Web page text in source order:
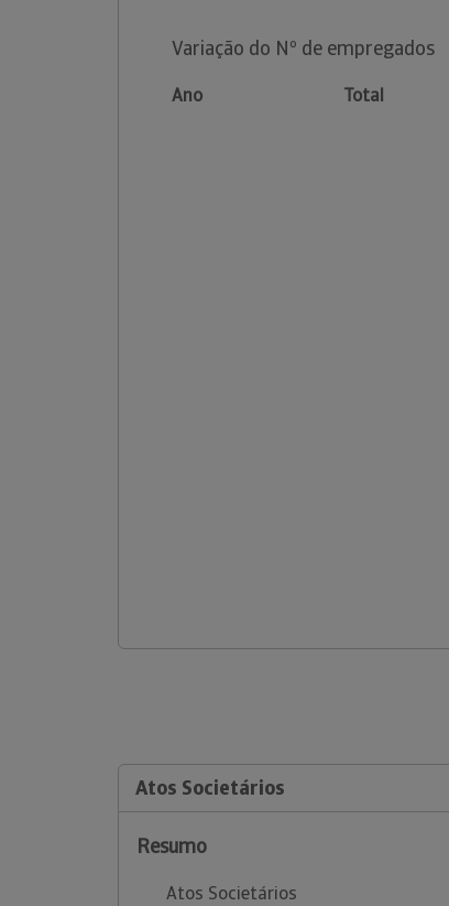
Variação do Nº de empregados
Ano Total
Atos Societários
Resumo
Atos Societários